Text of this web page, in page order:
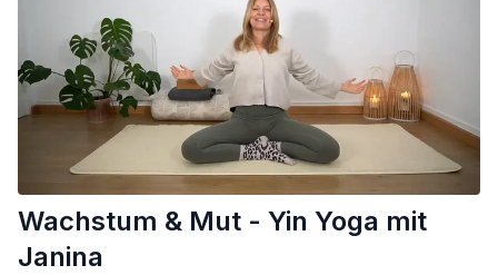
Wachstum & Mut - Yin Yoga mit
Janina